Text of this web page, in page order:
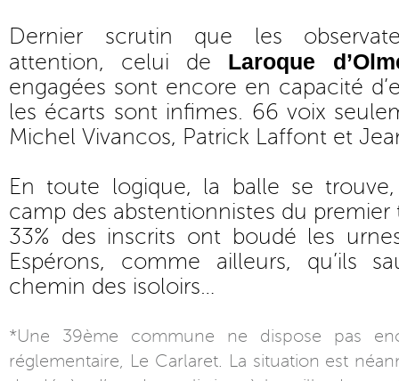
Dernier scrutin que les
attention, celui de Laroque
engagées sont encore en capacité
les écarts sont infimes. 66 voix
Michel Vivancos, Patrick Laffont et
En toute logique, la balle se
camp des abstentionnistes du
33% des inscrits ont boudé les
Espérons, comme ailleurs, qu’ils
chemin des isoloirs…
*Une 39ème commune ne dispose pas
réglementaire, Le Carlaret. La situation est